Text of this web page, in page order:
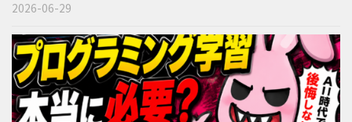
2026-06-29